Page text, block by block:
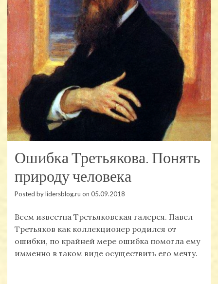
Ошибка Третьякова. Понять
природу человека
Posted bylidersblog.ru on 05.09.2018
Всем известна Третьяковская галерея. Павел
Третьяков как коллекционер родился от
ошибки, по крайней мере ошибка помогла ему
имменно в таком виде осуществить его мечту.